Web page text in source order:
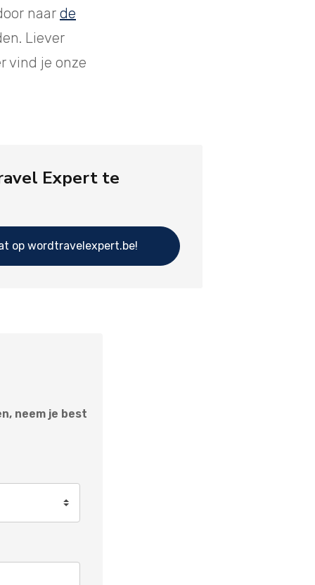
naar de
Liever
vind je onze
Expert te
op wordtravelexpert.be!
neem je best